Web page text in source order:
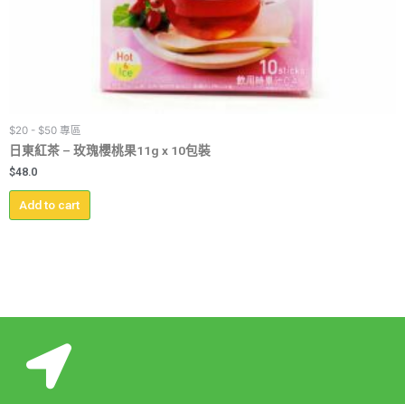
$20 - $50 專區
日東紅茶 – 玫瑰櫻桃果11g x 10包裝
$48.0
Add to cart